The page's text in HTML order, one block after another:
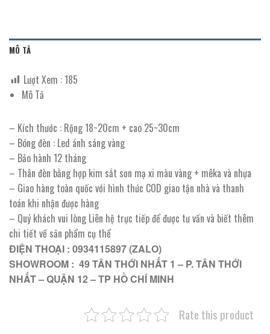
MÔ TẢ
Lượt Xem :185
Mô Tả
– Kích thước : Rộng 18~20cm + cao 25~30cm
– Bóng đèn : Led ánh sáng vàng
– Bảo hành 12 tháng
– Thân đèn bằng hợp kim sắt sơn mạ xi màu vàng + mêka và nhựa
– Giao hàng toàn quốc với hình thức COD giao tận nhà và thanh
toán khi nhận được hàng
– Quý khách vui lòng Liên hệ trực tiếp để được tư vấn và biết thêm
chi tiết về sản phẩm cụ thể
ĐIỆN THOẠI : 0934115897 (ZALO)
SHOWROOM : 49 TÂN THỚI NHẤT 1 – P. TÂN THỚI
NHẤT – QUẬN 12 – TP HỒ CHÍ MINH
Rate this product